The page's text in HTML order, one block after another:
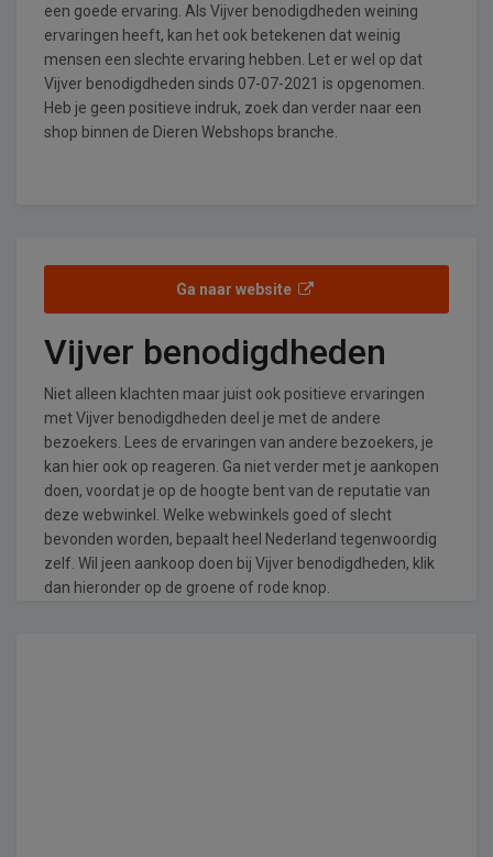
een goede ervaring. Als Vijver benodigdheden weining
ervaringen heeft, kan het ook betekenen dat weinig
mensen een slechte ervaring hebben. Let er wel op dat
Vijver benodigdheden sinds 07-07-2021 is opgenomen.
Heb je geen positieve indruk, zoek dan verder naar een
shop binnen de Dieren Webshops branche.
Ga naar website
Vijver benodigdheden
Niet alleen klachten maar juist ook positieve ervaringen
met Vijver benodigdheden deel je met de andere
bezoekers. Lees de ervaringen van andere bezoekers, je
kan hier ook op reageren. Ga niet verder met je aankopen
doen, voordat je op de hoogte bent van de reputatie van
deze webwinkel. Welke webwinkels goed of slecht
bevonden worden, bepaalt heel Nederland tegenwoordig
zelf. Wil jeen aankoop doen bij Vijver benodigdheden, klik
dan hieronder op de groene of rode knop.